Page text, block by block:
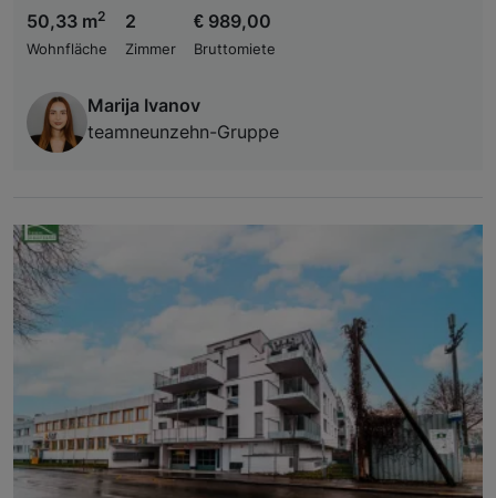
50,33 m2
Wohnfläche
2
Zimmer
€ 989,00
Bruttomiete
Marija Ivanov
teamneunzehn-Gruppe